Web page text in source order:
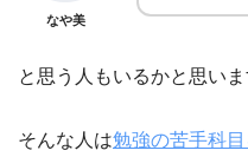
なや美
と思う人もいるかと思いま
そんな人は勉強の苦手科